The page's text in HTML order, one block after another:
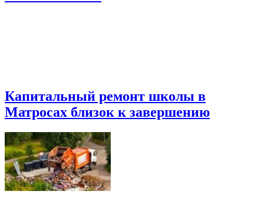
Капитальный ремонт школы в
Матросах близок к завершению